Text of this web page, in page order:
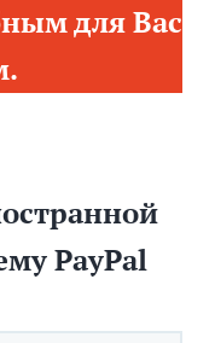
для Вас
PayPal